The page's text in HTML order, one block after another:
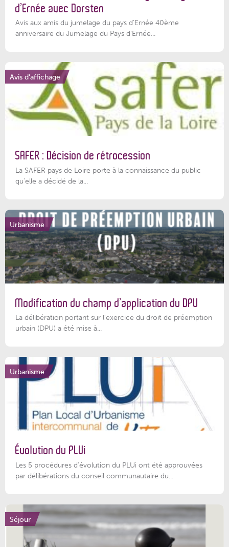
d’Ernée avec Dorsten
Avis aux amis du jumelage du pays d'Ernée 40ème
anniversaire du Jumelage du Pays d'Ernée...
Avis d'affichage
SAFER : Décision de rétrocession
La SAFER pays de Loire porte à la connaissance du public
qu’elle a décidé de la...
Urbanisme
Modification du champ d’application du DPU
La délibération portant sur l’exercice du droit de préemption
urbain (DPU) a été mise à...
Urbanisme
Évolution du PLUi
Les 5 procédures d’évolution du PLUi ont été approuvées
par délibérations du conseil communautaire du...
Séjour